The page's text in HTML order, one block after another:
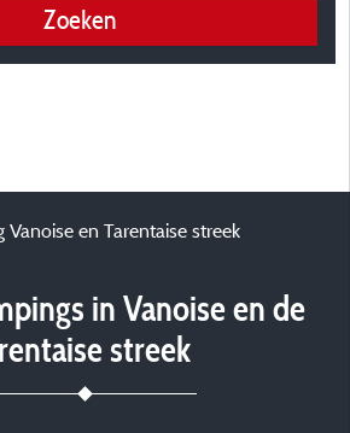
Zoeken
Vanoise en Tarentaise streek
in Vanoise en de
streek